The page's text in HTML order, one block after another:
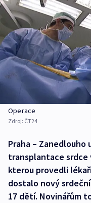
Operace
Zdroj: ČT24
Praha –
transplantace srdce
kterou provedli
dostalo nový
17 dětí. Novinářům